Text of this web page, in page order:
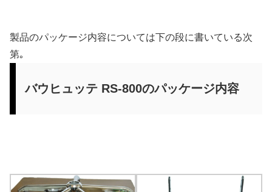
製品のパッケージ内容については下の段に書いている次
第｡
バウヒュッテ RS-800のパッケージ内容